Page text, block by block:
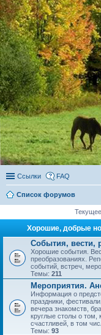
Ссылки FAQ
Список форумов
Хорошие, добрые
События, вести,
Хорошие события.
преобразованиях.
событий, встреч,
Темы: 211
Мероприятия.
Информация о
праздники,
вечера знакомств,
круглые столы о том,
счастливей, в том
Темы: 93